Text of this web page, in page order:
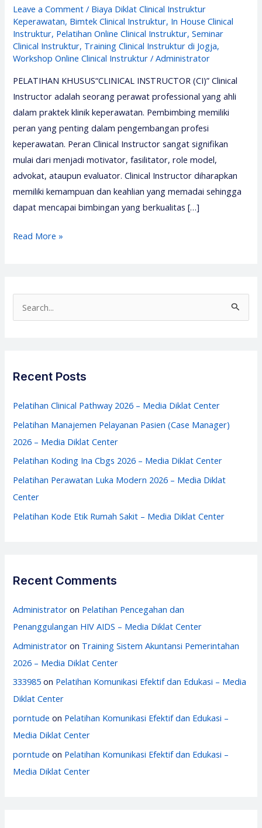
Leave a Comment / Biaya Diklat Clinical Instruktur
Keperawatan, Bimtek Clinical Instruktur, In House Clinical
Instruktur, Pelatihan Online Clinical Instruktur,Seminar
Clinical Instruktur, Training Clinical Instruktur di Jogja,
Workshop Online Clinical Instruktur /Administrator
PELATIHAN KHUSUS“CLINICAL INSTRUCTOR (CI)” Clinical
Instructor adalah seorang perawat professional yang ahli
dalam praktek klinik keperawatan. Pembimbing memiliki
peran yang penting dalam pengembangan profesi
keperawatan. Peran Clinical Instructor sangat signifikan
mulai dari menjadi motivator, fasilitator, role model,
advokat, ataupun evaluator. Clinical Instructor diharapkan
memiliki kemampuan dan keahlian yang memadai sehingga
dapat mencapai bimbingan yang berkualitas […]
Pelatihan
Media
Read More »
e
f
o
r
Recent Posts
Pelatihan Clinical Pathway 2026 – Media Diklat Center
Pelatihan Manajemen Pelayanan Pasien (Case Manager)
2026 – Media Diklat Center
Pelatihan Koding Ina Cbgs 2026 – Media Diklat Center
Pelatihan Perawatan Luka Modern 2026 – Media Diklat
Center
Pelatihan Kode Etik Rumah Sakit – Media Diklat Center
Recent Comments
Administrator on Pelatihan Pencegahan dan
Penanggulangan HIV AIDS – Media Diklat Center
Administrator on Training Sistem Akuntansi Pemerintahan
2026 – Media Diklat Center
333985 on Pelatihan Komunikasi Efektif dan Edukasi – Media
Diklat Center
porntude on Pelatihan Komunikasi Efektif dan Edukasi –
Media Diklat Center
porntude on Pelatihan Komunikasi Efektif dan Edukasi –
Media Diklat Center